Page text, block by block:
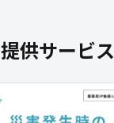
提供サービス